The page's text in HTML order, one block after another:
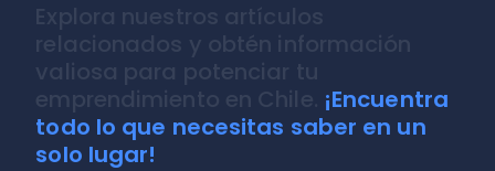
Explora nuestros artículos
relacionados y obtén información
valiosa para potenciar tu
emprendimiento en Chile. ¡Encuentra
todo lo que necesitas saber en un
solo lugar!